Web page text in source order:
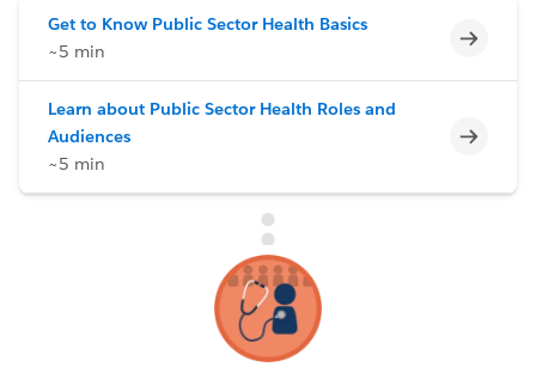
Get to Know Public Sector Health Basics
~5 min
Learn about Public Sector Health Roles and
Audiences
~5 min